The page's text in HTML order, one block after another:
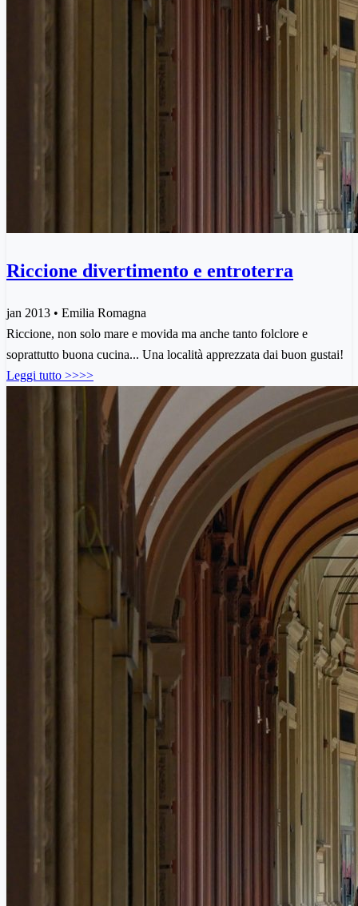
Riccione divertimento e entroterra
jan 2013 • Emilia Romagna
Riccione, non solo mare e movida ma anche tanto folclore e
soprattutto buona cucina... Una località apprezzata dai buon gustai!
Leggi tutto >>>>